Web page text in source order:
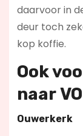
daarvoor in
deur toch
kop koffie.
Ook
naar
Ouwerkerk